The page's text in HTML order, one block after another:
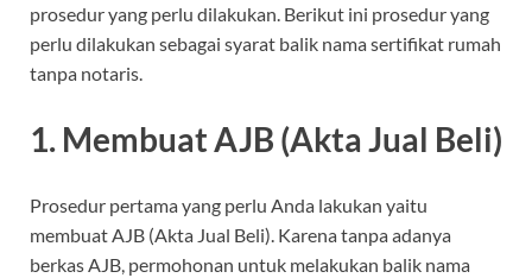
prosedur yang perlu dilakukan. Berikut ini prosedur yang
perlu dilakukan sebagai syarat balik nama sertifikat rumah
tanpa notaris.
1. Membuat AJB (Akta Jual Beli)
Prosedur pertama yang perlu Anda lakukan yaitu
membuat AJB (Akta Jual Beli). Karena tanpa adanya
berkas AJB, permohonan untuk melakukan balik nama